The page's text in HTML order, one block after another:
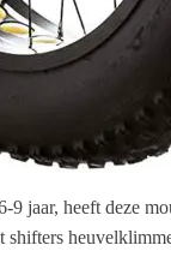
jaar, heeft deze